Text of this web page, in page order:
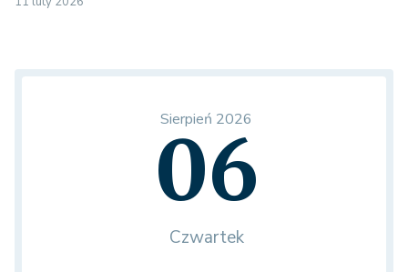
Sierpień 2026
06
Czwartek